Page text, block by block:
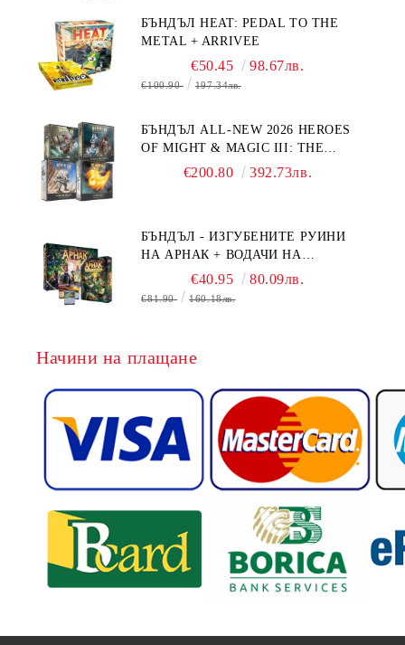
БЪНДЪЛ HEAT: PEDAL TO THE
METAL + ARRIVEE
€50.45 98.67лв.
€100.90 197.34лв.
БЪНДЪЛ ALL-NEW 2026 HEROES
OF MIGHT & MAGIC III: THE
BOARD GAME EXPANSIONS -
€200.80 392.73лв.
БЪНДЪЛ - ИЗГУБЕНИТЕ РУИНИ
НА АРНАК + ВОДАЧИ НА
ЕКСПЕДИЦИИ + ПРОМО КАРТИ
БЕЗПЛАТНО
€40.95 80.09лв.
€81.90 160.18лв.
Начини на плащане